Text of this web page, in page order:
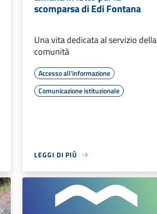
scomparsa di Edi Fontana
Una vita dedicata al servizio della
comunità
Accesso all'informazione
Comunicazione istituzionale
LEGGI DI PIÙ